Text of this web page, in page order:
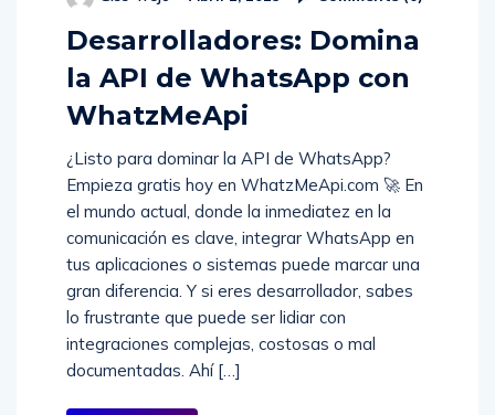
Desarrolladores: Domina
la API de WhatsApp con
WhatzMeApi
¿Listo para dominar la API de WhatsApp?
Empieza gratis hoy en WhatzMeApi.com 🚀 En
el mundo actual, donde la inmediatez en la
comunicación es clave, integrar WhatsApp en
tus aplicaciones o sistemas puede marcar una
gran diferencia. Y si eres desarrollador, sabes
lo frustrante que puede ser lidiar con
integraciones complejas, costosas o mal
documentadas. Ahí […]